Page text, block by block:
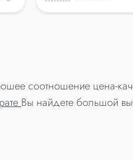
соотношение цена-
Вы найдете большой